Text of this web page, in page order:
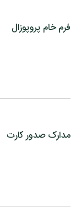
فرم خام پروپوزال
مدارک صدور کارت